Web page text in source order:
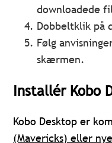
downloadede
Dobbeltklik på
Følg
skærmen.
Installér Kobo
Kobo Desktop er
(Mavericks) eller